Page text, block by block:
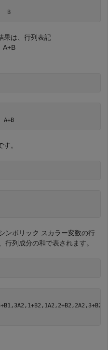
B
果は、行列表記
A+B
A+B
す。
ンボリック スカラー変数の行
行列成分の和で表されます。
+B1, 3A2 , 1+B2 , 1A2 , 2+B2 , 2A2 , 3+B2